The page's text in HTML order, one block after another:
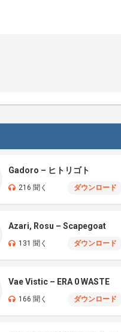
Gadoro – ヒトリゴト
216 聞く ダウンロード
Azari, Rosu – Scapegoat
131 聞く ダウンロード
Vae Vistic – ERA 0 WASTE
166 聞く ダウンロード